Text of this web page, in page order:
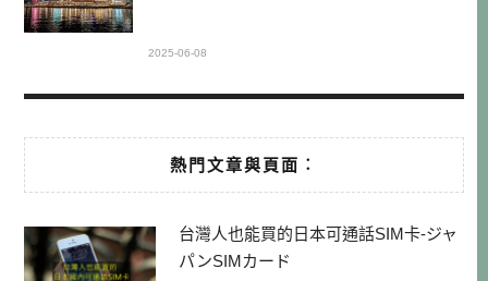
2025-06-08
熱門文章與頁面︰
台灣人也能買的日本可通話SIM卡-ジャ
パンSIMカード